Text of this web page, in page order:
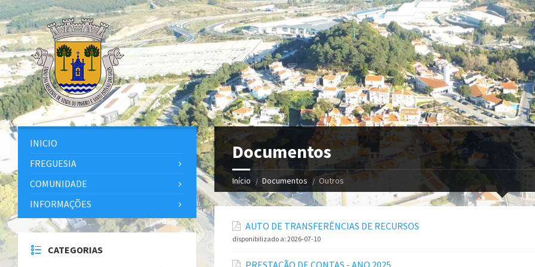
Documentos
Início Documentos Outros
AUTO DE TRANSFERÊNCIAS DE RECURSOS
disponibilizado a: 2026-07-10
PRESTAÇÃO DE CONTAS - ANO 2025
INICIO
FREGUESIA
COMUNIDADE
INFORMAÇÕES
CATEGORIAS